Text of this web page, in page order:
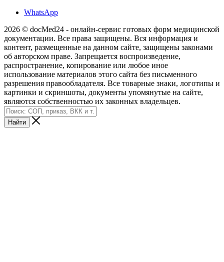
WhatsApp
2026 © docMed24 - онлайн-сервис готовых форм медицинской
документации. Все права защищены. Вся информация и
контент, размещенные на данном сайте, защищены законами
об авторском праве. Запрещается воспроизведение,
распространение, копирование или любое иное
использование материалов этого сайта без письменного
разрешения правообладателя. Все товарные знаки, логотипы и
картинки и скриншоты, документы упомянутые на сайте,
являются собственностью их законных владельцев.
Найти